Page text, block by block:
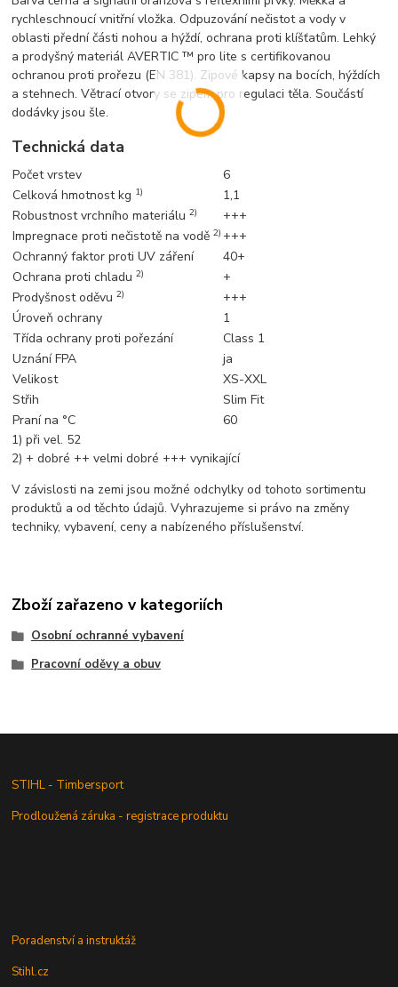
rychleschnoucí vnitřní vložka. Odpuzování nečistot a vody v
oblasti přední části nohou a hýždí, ochrana proti klíšťatům. Lehký
a prodyšný materiál AVERTIC ™ pro lite s certifikovanou
ochranou proti prořezu (EN 381). Zipové kapsy na bocích, hýždích
a stehnech. Větrací otvory se zipem pro regulaci těla. Součástí
dodávky jsou šle.
Technická data
Počet vrstev
6
Celková hmotnost kg 1)
1,1
Robustnost vrchního materiálu2)
+++
Impregnace proti nečistotě na vodě2) +++
Ochranný faktor proti UV záření
40+
Ochrana proti chladu2)
+
Prodyšnost oděvu2)
+++
Úroveň ochrany
1
Třída ochrany proti pořezání
Class 1
Uznání FPA
ja
Velikost
XS-XXL
Střih
Slim Fit
Praní na °C
60
1) při vel. 52
2) + dobré ++ velmi dobré +++ vynikající
V závislosti na zemi jsou možné odchylky od tohoto sortimentu
produktů a od těchto údajů. Vyhrazujeme si právo na změny
techniky, vybavení, ceny a nabízeného příslušenství.
Zboží zařazeno v kategoriích
Osobní ochranné vybavení
Pracovní oděvy a obuv
STIHL - Timbersport
Prodloužená záruka - registrace produktu
Poradenství a instruktáž
Stihl.cz